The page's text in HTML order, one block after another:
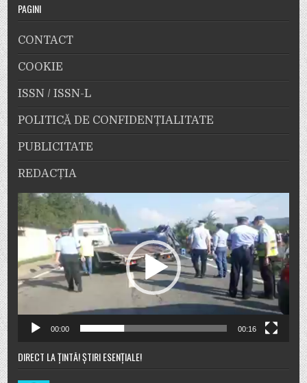
PAGINI
CONTACT
COOKIE
ISSN / ISSN-L
POLITICĂ DE CONFIDENȚIALITATE
PUBLICITATE
REDACȚIA
Player
video
00:00 00:16
DIRECT LA ȚINTĂ! ȘTIRI ESENȚIALE!